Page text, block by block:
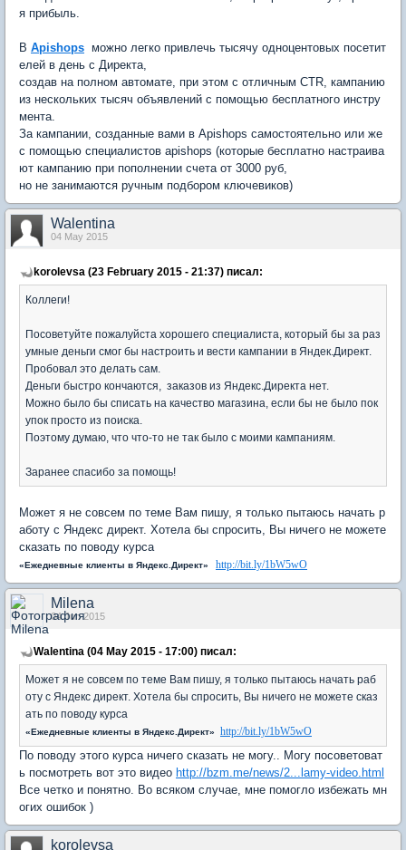
я прибыль.
В Apishops можно легко привлечь тысячу одноцентовых посетит
елей в день с Директа,
создав на полном автомате, при этом с отличным CTR, кампанию
из нескольких тысяч объявлений с помощью бесплатного инстру
мента.
За кампании, созданные вами в Apishops самостоятельно или же
с помощью специалистов apishops (которые бесплатно настраива
ют кампанию при пополнении счета от 3000 руб,
но не занимаются ручным подбором ключевиков)
Walentina
04 May 2015
korolevsa (23 February 2015 - 21:37) писал:
Коллеги!
Посоветуйте пожалуйста хорошего специалиста, который бы за раз
умные деньги смог бы настроить и вести кампании в Яндек.Директ.
Пробовал это делать сам.
Деньги быстро кончаются, заказов из Яндекс.Директа нет.
Можно было бы списать на качество магазина, если бы не было пок
упок просто из поиска.
Поэтому думаю, что что-то не так было с моими кампаниям.
Заранее спасибо за помощь!
Может я не совсем по теме Вам пишу, я только пытаюсь начать р
аботу с Яндекс директ. Хотела бы спросить, Вы ничего не можете
сказать по поводу курса
«Ежедневные клиенты в Яндекс.Директ» http://bit.ly/1bW5wO
Milena
04 Jun 2015
Walentina (04 May 2015 - 17:00) писал:
Может я не совсем по теме Вам пишу, я только пытаюсь начать раб
оту с Яндекс директ. Хотела бы спросить, Вы ничего не можете сказ
ать по поводу курса
«Ежедневные клиенты в Яндекс.Директ» http://bit.ly/1bW5wO
По поводу этого курса ничего сказать не могу.. Могу посоветоват
ь посмотреть вот это видео http://bzm.me/news/2...lamy-video.html
Все четко и понятно. Во всяком случае, мне помогло избежать мн
огих ошибок )
korolevsa